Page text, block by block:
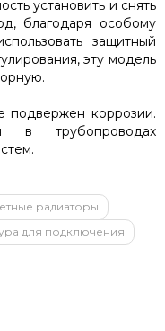
установить и снять
благодаря особому
защитный
эту модель
подвержен коррозии.
в трубопроводах
радиаторы
для подключения